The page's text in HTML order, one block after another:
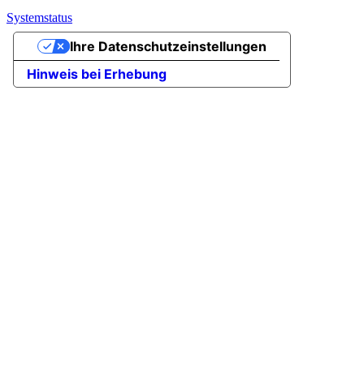
Systemstatus
Hinweis bei Erhebung
Ihre Datenschutzeinstellungen